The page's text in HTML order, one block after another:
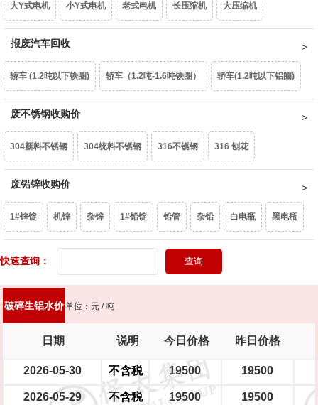
破碎浮选熟铝水价 破碎熟铝水价
破碎生铝水价
油桶 镀锌铁片 干净彩钢瓦 轻薄料<0.8mm 钢丝绳
边角冲片 矽钢片
大Y式电机 小Y式电机 老式电机 长压缩机 大压缩机
小压缩机 铝芯电机
家用铁壳水泵 家用铝壳水泵 鼓风机 家用电扇 家用台扇
SJ变压器 S9-50以下
废锡（63%） 机械镁
报废汽车回收
轿车 (1.2吨以下铁圈) 轿车（1.2吨-1.6吨铁圈） 轿车(1.2吨以下铝圈)
轿车（1.2吨-1.6吨铝圈）
面包车(铝圈) 皮卡车(铁圈) 皮卡车(铝圈) 柴油皮卡车（铁圈）
柴油皮卡车（铝圈）
货车(8吨以上)(集装箱、自卸车减50元/吨) 中巴、校巴 豪华大巴
新能源轿车（铝圈） 男士摩托车
大型电瓶车
废不锈钢收购价
304新料不锈钢 304统料不锈钢 316不锈钢 316 刨花
含镍20%不锈钢
废铅锌收购价
1#锌锭 机锌 杂锌 1#铅锭 铅管 杂铅 白电瓶 黑电瓶
头灯
快速查询：
破碎生铝水价单位：元 / 吨
日期 说明 今日价格 昨日价格
2026-05-30 不含税 19500 19500
2026-05-29 不含税 19500 19500